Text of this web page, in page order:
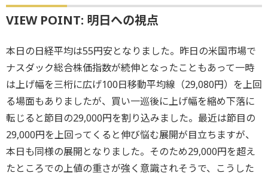
VIEW POINT: 明日への視点
本日の日経平均は55円安となりました。昨日の米国市場で
ナスダック総合株価指数が続伸となったこともあって一時
は上げ幅を三桁に広げ100日移動平均線（29,080円）を上回
る場面もありましたが、買い一巡後に上げ幅を縮め下落に
転じると節目の29,000円を割り込みました。最近は節目の
29,000円を上回ってくると伸び悩む展開が目立ちますが、
本日も同様の展開となりました。そのため29,000円を超え
たところでの上値の重さが強く意識されそうで、こうした